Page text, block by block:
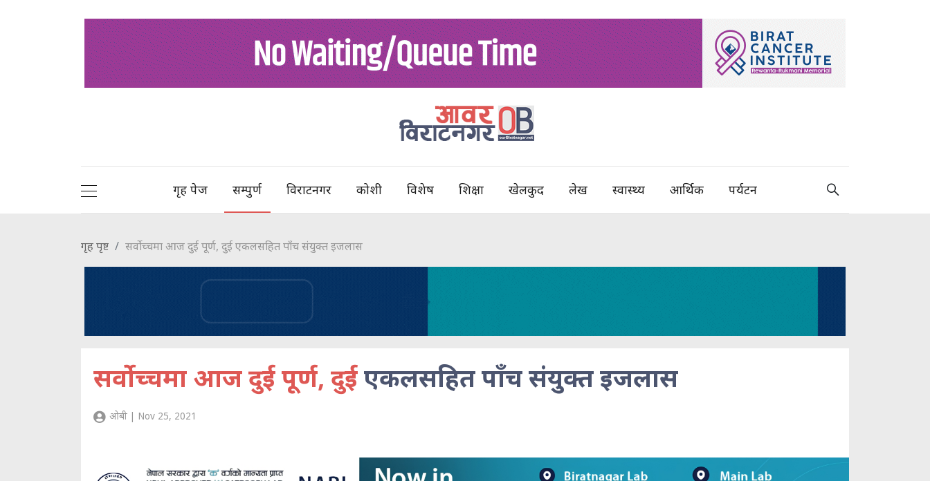
गृह पेज सम्पुर्ण विराटनगर कोशी विशेष शिक्षा खेलकुद लेख स्वास्थ्य आर्थिक पर्यटन
गृह पृष्ट सर्वोच्चमा आज दुई पूर्ण, दुई एकलसहित पाँच संयुक्त इजलास
सर्वोच्चमा आज दुई पूर्ण, दुईएकलसहित पाँच संयुक्त इजलास
ओबी | Nov 25, 2021